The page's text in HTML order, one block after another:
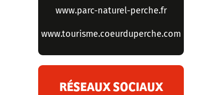
www.parc-naturel-perche.fr
www.tourisme.coeurduperche.com
RÉSEAUX SOCIAUX